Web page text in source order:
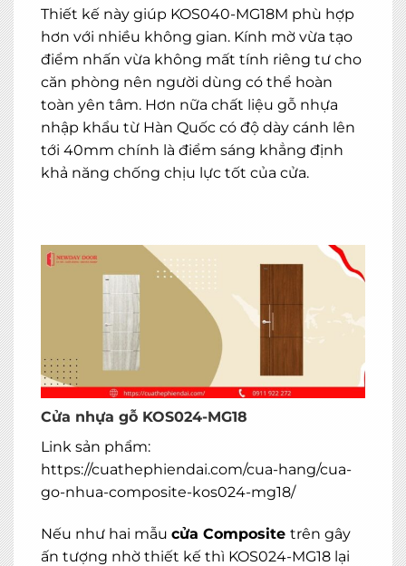
Thiết kế này giúp KOS040-MG18M phù hợp
hơn với nhiều không gian. Kính mờ vừa tạo
điểm nhấn vừa không mất tính riêng tư cho
căn phòng nên người dùng có thể hoàn
toàn yên tâm. Hơn nữa chất liệu gỗ nhựa
nhập khẩu từ Hàn Quốc có độ dày cánh lên
tới 40mm chính là điểm sáng khẳng định
khả năng chống chịu lực tốt của cửa.
Cửa nhựa gỗ KOS024-MG18
Link sản phẩm:
https://cuathephiendai.com/cua-hang/cua-
go-nhua-composite-kos024-mg18/
Nếu như hai mẫu cửa Composite trên gây
ấn tượng nhờ thiết kế thì KOS024-MG18 lại